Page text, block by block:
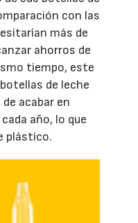
con las
más de
ahorros de
tiempo, este
de leche
acabar en
año, lo que
plástico.